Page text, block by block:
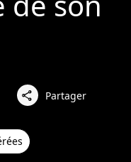
share Partager